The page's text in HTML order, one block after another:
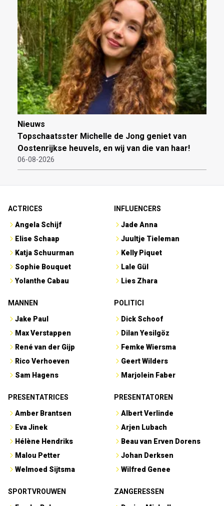
Nieuws
Topschaatsster Michelle de Jong geniet van
Oostenrijkse heuvels, en wij van die van haar!
06-08-2026
ACTRICES
Angela Schijf
Elise Schaap
Katja Schuurman
Sophie Bouquet
Yolanthe Cabau
INFLUENCERS
Jade Anna
Juultje Tieleman
Kelly Piquet
Lale Gül
Lies Zhara
MANNEN
Jake Paul
Max Verstappen
René van der Gijp
Rico Verhoeven
Sam Hagens
POLITICI
Dick Schoof
Dilan Yesilgöz
Femke Wiersma
Geert Wilders
Marjolein Faber
PRESENTATRICES
Amber Brantsen
Eva Jinek
Hélène Hendriks
Malou Petter
Welmoed Sijtsma
PRESENTATOREN
Albert Verlinde
Arjen Lubach
Beau van Erven Dorens
Johan Derksen
Wilfred Genee
SPORTVROUWEN
ZANGERESSEN